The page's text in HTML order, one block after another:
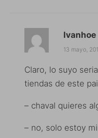
Ivanhoe
13 mayo,
Claro, lo suyo
tiendas de este
– chaval quieres
– no, solo estoy